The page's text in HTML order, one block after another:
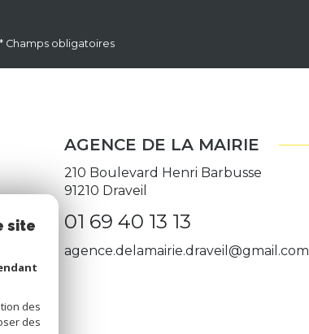
* Champs obligatoires
AGENCE DE LA MAIRIE
210 Boulevard Henri Barbusse
91210 Draveil
01 69 40 13 13
agence.delamairie.draveil@gmail.com
site
des
des